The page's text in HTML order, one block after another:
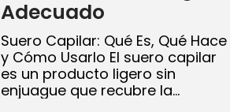
Adecuado
Suero Capilar: Qué Es, Qué Hace
y Cómo Usarlo El suero capilar
es un producto ligero sin
enjuague que recubre la